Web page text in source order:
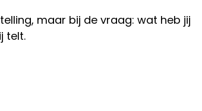
maar bij de vraag: wat heb jij
telt.